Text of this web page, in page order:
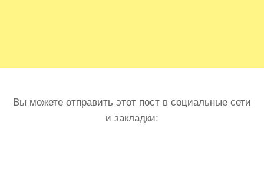
Вы можете отправить этот пост в социальные сети
и закладки: